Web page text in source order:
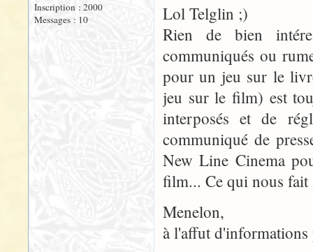
Inscription : 2000
Messages : 10
Lol Telglin ;)
Rien de bien
communiqués ou
pour un jeu sur le
jeu sur le film) est
interposés et de
communiqué de
New Line Cinema
film... Ce qui nous fait
Menelon,
à l'affut